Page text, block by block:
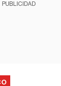
PUBLICIDAD